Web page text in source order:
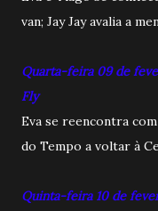
van; Jay Jay avalia a
Quarta-feira 09 de
Fly
Eva se reencontra
do Tempo a voltar à
Quinta-feira 10 de